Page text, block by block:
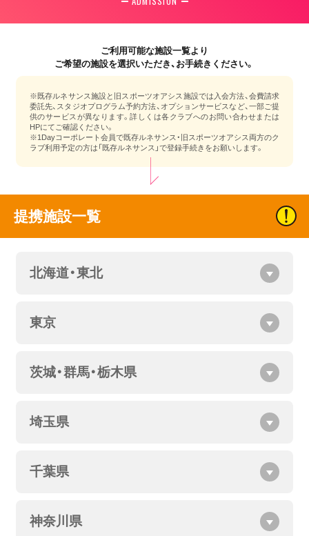
ご利用可能な施設一覧より
ご希望の施設を選択いただき、お手続きください。
※既存ルネサンス施設と旧スポーツオアシス施設では入会方法、会費請求
委託先、スタジオプログラム予約方法、オプションサービスなど、一部ご提
供のサービスが異なります。詳しくは各クラブへのお問い合わせまたは
HPにてご確認ください。
※1Dayコーポレート会員で既存ルネサンス・旧スポーツオアシス両方のク
ラブ利用予定の方は「既存ルネサンス」で登録手続きをお願いします。
提携施設一覧
北海道・東北
東京
茨城・群馬・栃木県
埼玉県
千葉県
神奈川県